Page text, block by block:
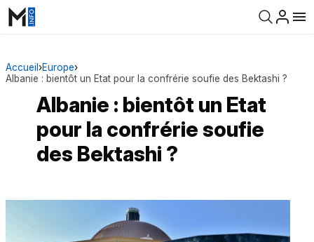
Accueil ›Europe›
Albanie : bientôt un Etat pour la confrérie soufie des Bektashi ?
Albanie : bientôt un Etat
pour la confrérie soufie
des Bektashi ?